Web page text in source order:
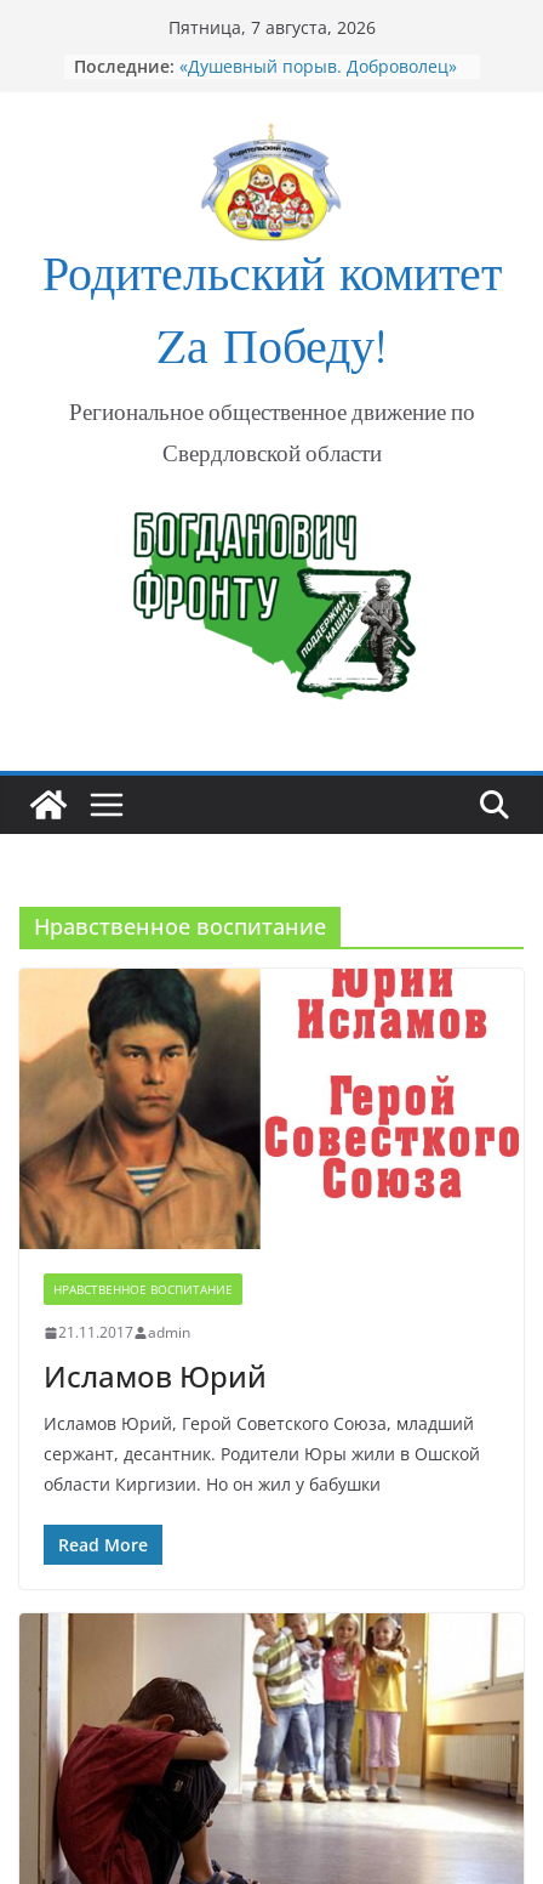
содержимому
Пятница, 7 августа, 2026
Последние: «Душевный порыв. Доброволец»
Открытие Стеллы посвящённой
участникам СВО в Богдановиче
ФОТО Годовщина освобождения
Мариуполя
Годовщина освобождения
Родительский комитет
Zа Победу!
Региональное общественное движение по
Свердловской области
Нравственное воспитание
НРАВСТВЕННОЕ ВОСПИТАНИЕ
21.11.2017 admin
Исламов Юрий
Исламов Юрий, Герой Советского Союза, младший
сержант, десантник. Родители Юры жили в Ошской
области Киргизии. Но он жил у бабушки
Read More